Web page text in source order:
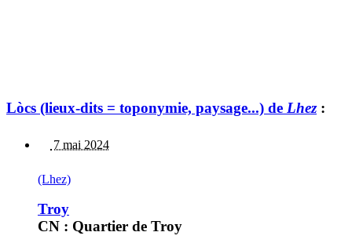
Lòcs (lieux-dits = toponymie, paysage...) de Lhez:
7 mai 2024
(Lhez)
Troy
CN : Quartier de Troy